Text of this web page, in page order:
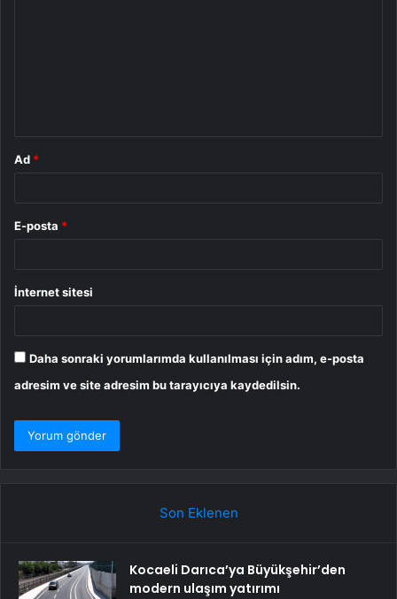
Ad *
E-posta *
İnternet sitesi
Daha sonraki yorumlarımda kullanılması için adım, e-posta
adresim ve site adresim bu tarayıcıya kaydedilsin.
Son Eklenen
Kocaeli Darıca’ya Büyükşehir’den
modern ulaşım yatırımı